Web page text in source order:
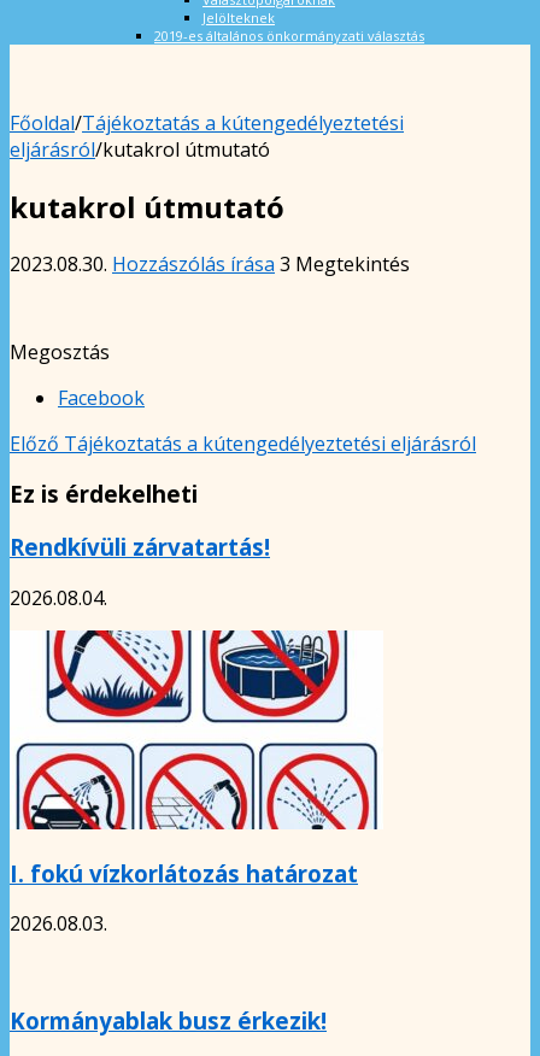
Jelölteknek
2019-es általános önkormányzati választás
Főoldal/Tájékoztatás a kútengedélyeztetési
eljárásról/kutakrol útmutató
kutakrol útmutató
2023.08.30. Hozzászólás írása 3 Megtekintés
Megosztás
Facebook
Előző Tájékoztatás a kútengedélyeztetési eljárásról
Ez is érdekelheti
Rendkívüli zárvatartás!
2026.08.04.
I. fokú vízkorlátozás határozat
2026.08.03.
Kormányablak busz érkezik!